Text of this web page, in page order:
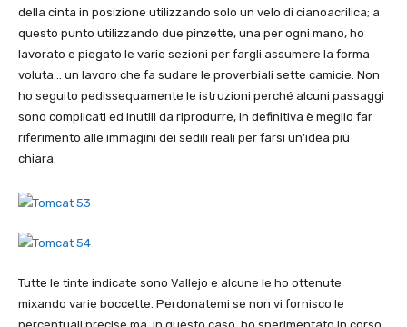
della cinta in posizione utilizzando solo un velo di cianoacrilica; a
questo punto utilizzando due pinzette, una per ogni mano, ho
lavorato e piegato le varie sezioni per fargli assumere la forma
voluta… un lavoro che fa sudare le proverbiali sette camicie. Non
ho seguito pedissequamente le istruzioni perché alcuni passaggi
sono complicati ed inutili da riprodurre, in definitiva è meglio far
riferimento alle immagini dei sedili reali per farsi un’idea più
chiara.
Tutte le tinte indicate sono Vallejo e alcune le ho ottenute
mixando varie boccette. Perdonatemi se non vi fornisco le